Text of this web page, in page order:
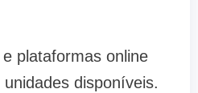
plataformas online
disponíveis.